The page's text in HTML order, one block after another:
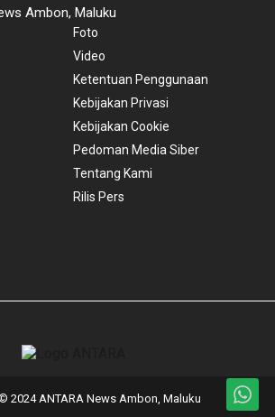
Ambon, Maluku
Foto
Video
Ketentuan Penggunaan
Kebijakan Privasi
Kebijakan Cookie
Pedoman Media Siber
Tentang Kami
Rilis Pers
2024 ANTARA News Ambon, Maluku